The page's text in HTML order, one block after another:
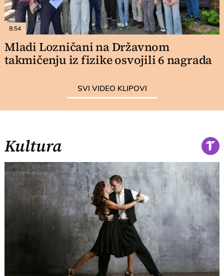
8:54
Mladi Lozničani na Državnom
takmičenju iz fizike osvojili 6 nagrada
SVI VIDEO KLIPOVI
Kultura